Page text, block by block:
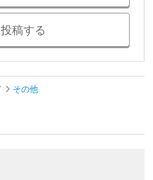
稿する
その他